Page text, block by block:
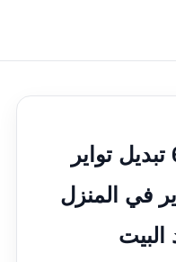
تبديل تواير 66633305 تبديل تواير
في المنزل